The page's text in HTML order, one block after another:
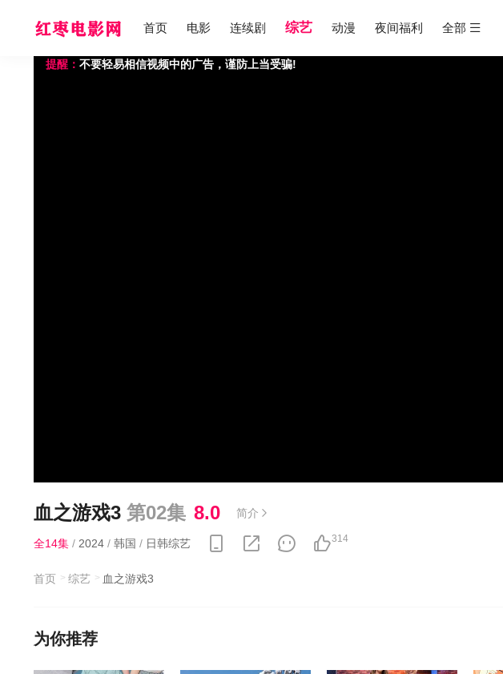
首页 电影 连续剧 综艺 动漫 夜间福利 全部
如果无法播放请重新刷新页面，或者切换线路。
简介
血之游戏3 第02集 8.0
全14集 / 2024 / 韩国 / 日韩综艺 314
首页 综艺 血之游戏3
为你推荐